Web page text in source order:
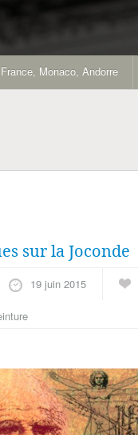
France, Monaco, Andorre
sur la Joconde
19 juin 2015